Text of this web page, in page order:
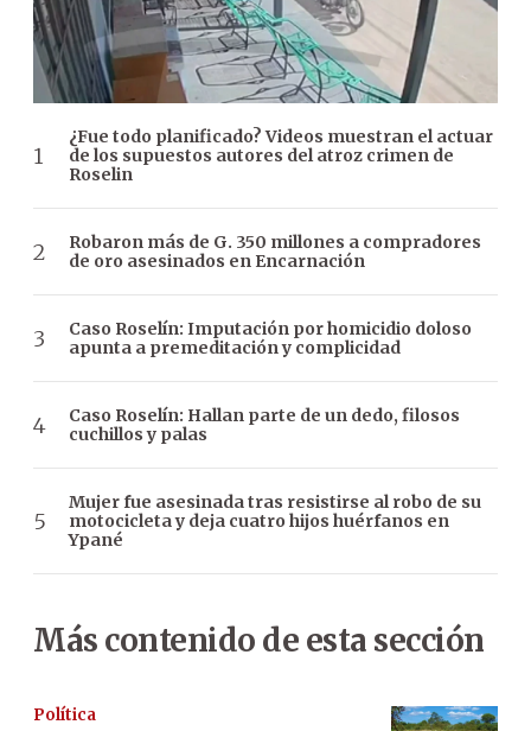
¿Fue todo planificado? Videos muestran el actuar
de los supuestos autores del atroz crimen de
Roselin
Robaron más de G. 350 millones a compradores
de oro asesinados en Encarnación
Caso Roselín: Imputación por homicidio doloso
apunta a premeditación y complicidad
Caso Roselín: Hallan parte de un dedo, filosos
cuchillos y palas
Mujer fue asesinada tras resistirse al robo de su
motocicleta y deja cuatro hijos huérfanos en
Ypané
Más contenido de esta sección
Política